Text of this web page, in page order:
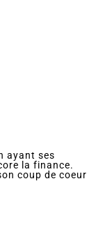
ayant ses
la finance.
coup de coeur